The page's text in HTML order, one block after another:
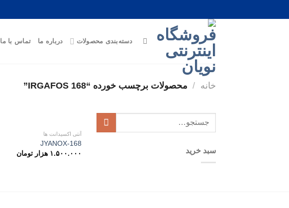
to
دسته‌بندی محصولات درباره ما تماس با ما
خانه / محصولات برچسب خورده “IRGAFOS 168”
سبد خرید
آنتی اکسیدانت ها
JYANOX-168
۱.۵۰۰.۰۰۰ هزار تومان